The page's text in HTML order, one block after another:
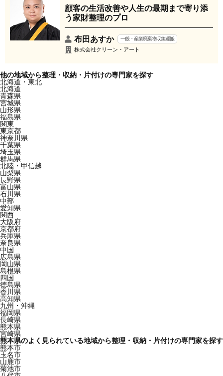
顧客の生活改善や人生の最期まで寄り添
う家財整理のプロ
布田あすか 一般・産業廃棄物収集運搬
株式会社クリーン・アート
他の地域から整理・収納・片付けの専門家を探す
北海道・東北
北海道
青森県
宮城県
山形県
福島県
関東
東京都
神奈川県
千葉県
埼玉県
群馬県
北陸・甲信越
山梨県
長野県
富山県
石川県
中部
愛知県
関西
大阪府
京都府
兵庫県
奈良県
中国
広島県
岡山県
島根県
四国
徳島県
香川県
高知県
九州・沖縄
福岡県
長崎県
熊本県
宮崎県
熊本県のよく見られている地域から整理・収納・片付けの専門家を探す
熊本市
玉名市
山鹿市
菊池市